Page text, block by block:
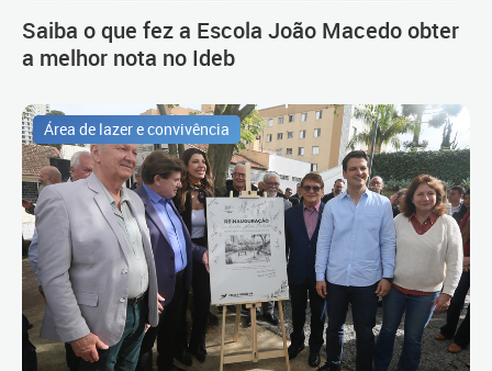
Saiba o que fez a Escola João Macedo obter
a melhor nota no Ideb
Área de lazer e convivência